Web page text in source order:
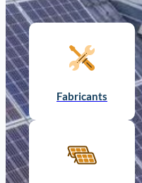
Fabricants